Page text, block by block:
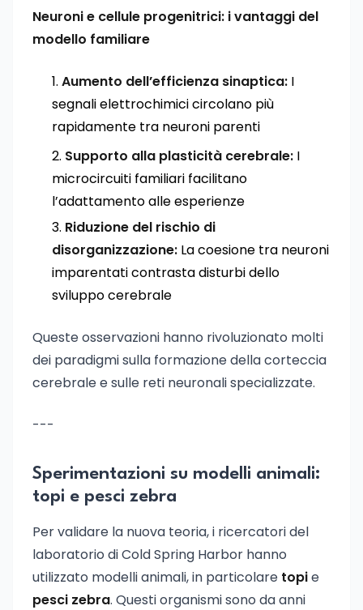
Neuroni e cellule progenitrici: i vantaggi del
modello familiare
Aumento dell’efficienza sinaptica: I
segnali elettrochimici circolano più
rapidamente tra neuroni parenti
Supporto alla plasticità cerebrale: I
microcircuiti familiari facilitano
l’adattamento alle esperienze
Riduzione del rischio di
disorganizzazione: La coesione tra neuroni
imparentati contrasta disturbi dello
sviluppo cerebrale
Queste osservazioni hanno rivoluzionato molti
dei paradigmi sulla formazione della corteccia
cerebrale e sulle reti neuronali specializzate.
---
Sperimentazioni su modelli animali:
topi e pesci zebra
Per validare la nuova teoria, i ricercatori del
laboratorio di Cold Spring Harbor hanno
utilizzato modelli animali, in particolare topie
pesci zebra. Questi organismi sono da anni